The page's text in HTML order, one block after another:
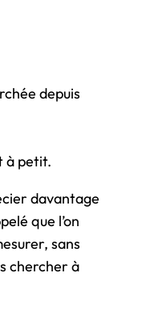
depuis
à petit.
davantage
que l’on
sans
chercher à